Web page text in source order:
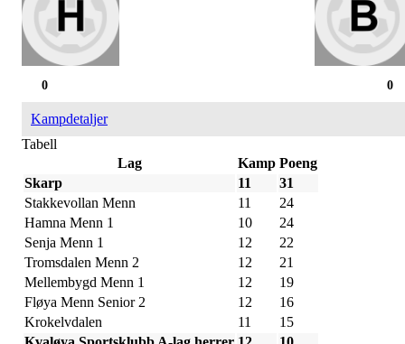
0
0
Kampdetaljer
Tabell
Lag
Kamp Poeng
Skarp
11
31
Stakkevollan Menn
11
24
Hamna Menn 1
10
24
Senja Menn 1
12
22
Tromsdalen Menn 2
12
21
Mellembygd Menn 1
12
19
Fløya Menn Senior 2
12
16
Krokelvdalen
11
15